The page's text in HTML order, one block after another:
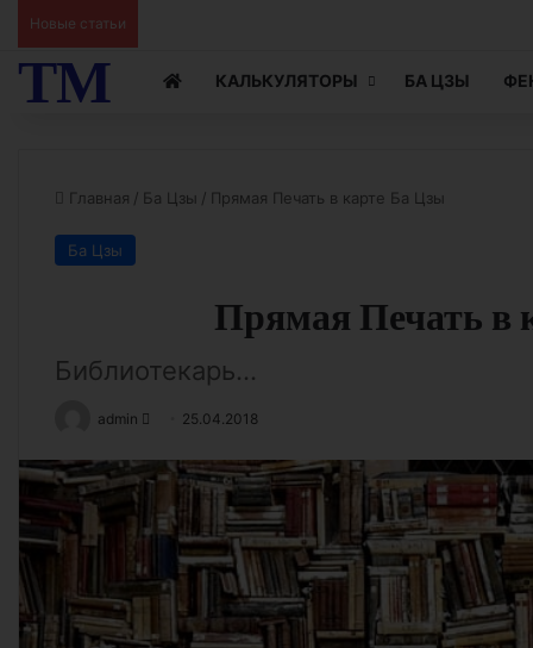
Новые статьи
ТМ КАЛЬКУЛЯТОРЫ БА ЦЗЫ
Главная / Ба Цзы / Прямая Печать в карте Ба Цзы
Ба Цзы
Прямая Печать в
Библиотекарь...
admin
email
25.04.2018